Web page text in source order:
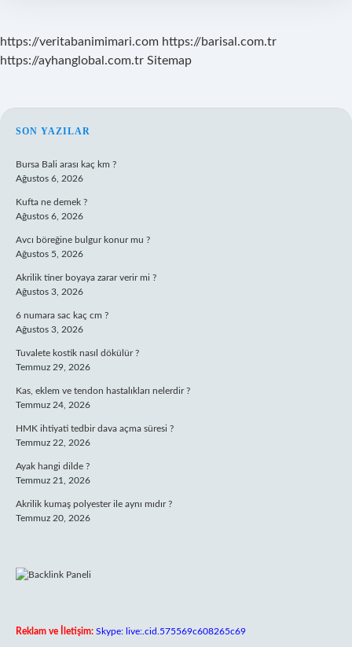
https://veritabanimimari.com https://barisal.com.tr
https://ayhanglobal.com.tr Sitemap
SIDEBAR
SON YAZILAR
Bursa Bali arası kaç km ?
Ağustos 6, 2026
Kufta ne demek ?
Ağustos 6, 2026
Avcı böreğine bulgur konur mu ?
Ağustos 5, 2026
Akrilik tiner boyaya zarar verir mi ?
Ağustos 3, 2026
6 numara sac kaç cm ?
Ağustos 3, 2026
Tuvalete kostik nasıl dökülür ?
Temmuz 29, 2026
Kas, eklem ve tendon hastalıkları nelerdir ?
Temmuz 24, 2026
HMK ihtiyati tedbir dava açma süresi ?
Temmuz 22, 2026
Ayak hangi dilde ?
Temmuz 21, 2026
Akrilik kumaş polyester ile aynı mıdır ?
Temmuz 20, 2026
Reklam ve İletişim: Skype: live:.cid.575569c608265c69